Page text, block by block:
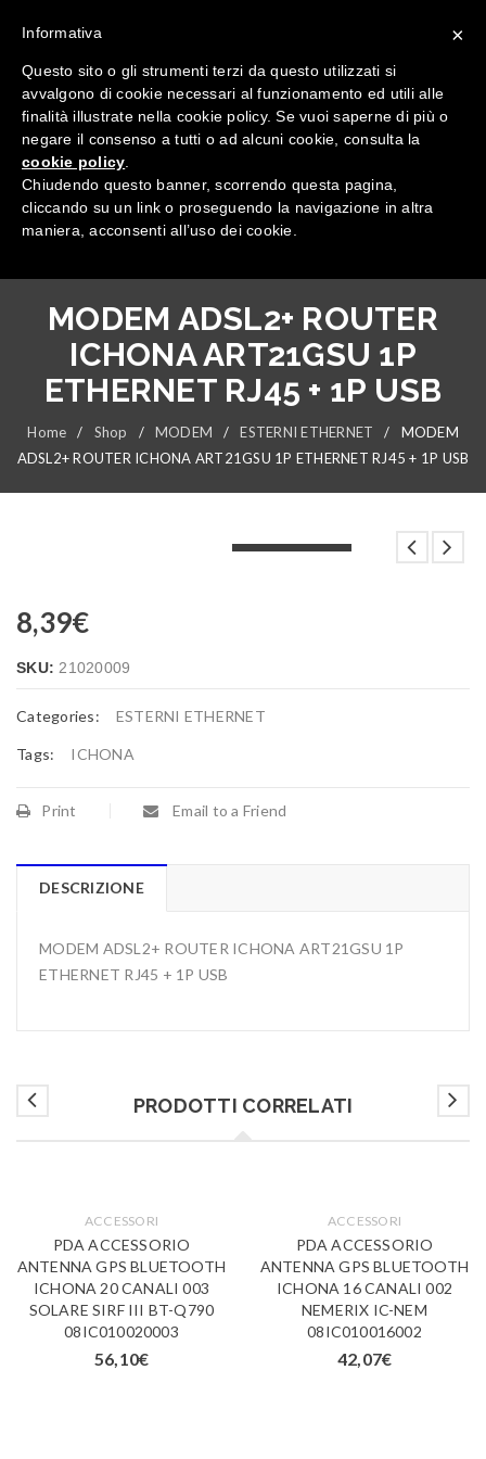
Tutte le categorie
MODEM ADSL2+ ROUTER
ICHONA ART21GSU 1P
ETHERNET RJ45 + 1P USB
Home / Shop / MODEM / ESTERNI ETHERNET /
MODEM
ADSL2+ ROUTER ICHONA ART21GSU 1P ETHERNET RJ45 + 1P USB
8,39€
SKU: 21020009
Categories: ESTERNI ETHERNET
Tags: ICHONA
Print Email to a Friend
DESCRIZIONE
MODEM ADSL2+ ROUTER ICHONA ART21GSU 1P
ETHERNET RJ45 + 1P USB
PRODOTTI CORRELATI
ACCESSORI
PDA ACCESSORIO
ANTENNA GPS BLUETOOTH
ICHONA 20 CANALI 003
SOLARE SIRF III BT-Q790
08IC010020003
56,10€
ACCESSORI
PDA ACCESSORIO
ANTENNA GPS BLUETOOTH
ICHONA 16 CANALI 002
NEMERIX IC-NEM
08IC010016002
42,07€
×
Informativa
Questo sito o gli strumenti terzi da questo utilizzati si
avvalgono di cookie necessari al funzionamento ed utili alle
finalità illustrate nella cookie policy. Se vuoi saperne di più o
negare il consenso a tutti o ad alcuni cookie, consulta la
cookie policy
Chiudendo questo banner, scorrendo questa pagina,
cliccando su un link o proseguendo la navigazione in altra
maniera, acconsenti all’uso dei cookie.